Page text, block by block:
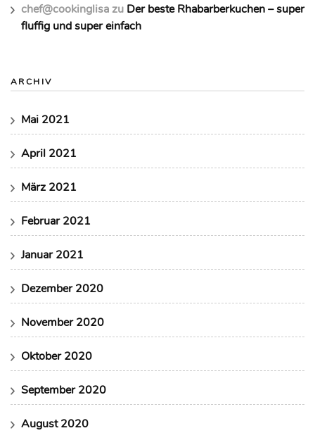
chef@cookinglisa zu Der beste Rhabarberkuchen – super
fluffig und super einfach
ARCHIV
Mai 2021
April 2021
März 2021
Februar 2021
Januar 2021
Dezember 2020
November 2020
Oktober 2020
September 2020
August 2020